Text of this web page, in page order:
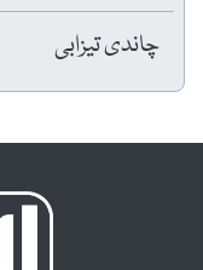
چاندی تیزابی